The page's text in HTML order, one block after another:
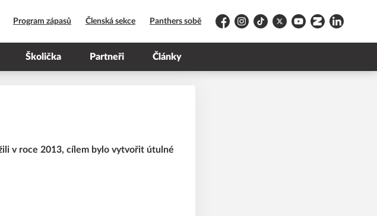
Program zápasů Členská sekce Panthers sobě
FacebookInstagram
TikTokPlatform X
YouTubeZoneramaLinkedIn
Školička Partneři Články
v roce 2013, cílem bylo vytvořit útulné